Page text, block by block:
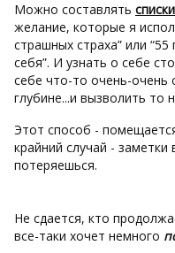
Можно составлять списки
желание, которые я
страшных страха” или
себя”. И узнать о себе
себе что-то очень-очень
глубине...и вызволить то
Этот способ -
крайний случай -
потеряешься.
Не сдается, кто
все-таки хочет немного